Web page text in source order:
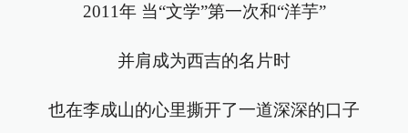
2011年 当“文学”第一次和“洋芋”
并肩成为西吉的名片时
也在李成山的心里撕开了一道深深的口子